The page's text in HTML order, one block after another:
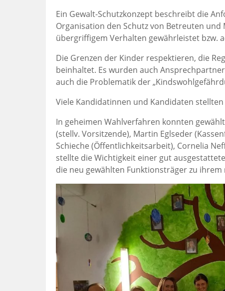
Ein Gewalt-Schutzkonzept beschreibt die
Organisation den Schutz von Betreuten
übergriffigem Verhalten gewährleistet bzw.
Die Grenzen der Kinder respektieren, die
beinhaltet. Es wurden auch
auch die Problematik der
Viele Kandidatinnen und Kandidaten
In geheimen Wahlverfahren konnten
(stellv. Vorsitzende), Martin Eglseder
Schieche (Öffentlichkeitsarbeit), Cornelia
stellte die Wichtigkeit einer gut
die neu gewählten Funktionsträger zu